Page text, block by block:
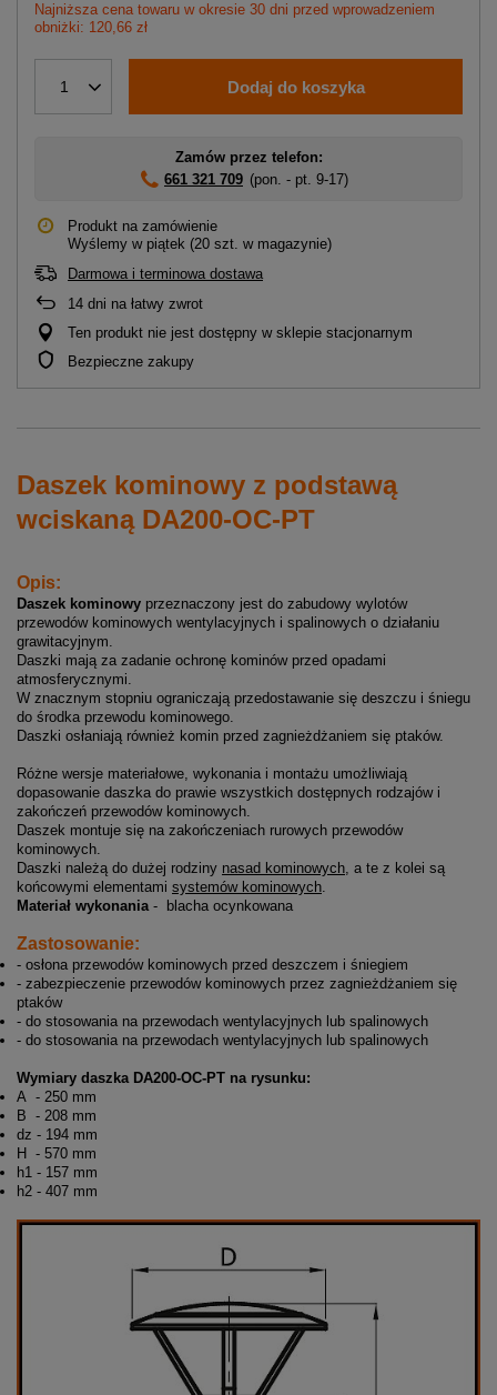
Najniższa cena towaru w okresie 30 dni przed wprowadzeniem
obniżki: 120,66 zł
1 Dodaj do koszyka
Zamów przez telefon:
661 321 709 (pon. - pt. 9-17)
Produkt na zamówienie
Wyślemy w piątek (20 szt. w magazynie)
Darmowa i terminowa dostawa
14 dni na łatwy zwrot
Ten produkt nie jest dostępny w sklepie stacjonarnym
Bezpieczne zakupy
Daszek kominowy z podstawą
wciskaną DA200-OC-PT
Opis:
Daszek kominowy przeznaczony jest do zabudowy wylotów
przewodów kominowych wentylacyjnych i spalinowych o działaniu
grawitacyjnym.
Daszki mają za zadanie ochronę kominów przed opadami
atmosferycznymi.
W znacznym stopniu ograniczają przedostawanie się deszczu i śniegu
do środka przewodu kominowego.
Daszki osłaniają również komin przed zagnieżdżaniem się ptaków.
Różne wersje materiałowe, wykonania i montażu umożliwiają
dopasowanie daszka do prawie wszystkich dostępnych rodzajów i
zakończeń przewodów kominowych.
Daszek montuje się na zakończeniach rurowych przewodów
kominowych.
Daszki należą do dużej rodziny nasad kominowych, a te z kolei są
końcowymi elementami systemów kominowych.
Materiał wykonania- blacha ocynkowana
Zastosowanie:
- osłona przewodów kominowych przed deszczem i śniegiem
- zabezpieczenie przewodów kominowych przez zagnieżdżaniem się
ptaków
- do stosowania na przewodach wentylacyjnych lub spalinowych
- do stosowania na przewodach wentylacyjnych lub spalinowych
Wymiary daszka DA200-OC-PT na rysunku:
A - 250 mm
B - 208 mm
dz - 194 mm
H - 570 mm
h1 - 157 mm
h2 - 407 mm